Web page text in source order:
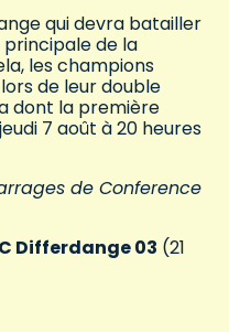
qui devra batailler
de la
les champions
de leur double
dont la première
7 août à 20 heures
de Conference
Differdange 03 (21